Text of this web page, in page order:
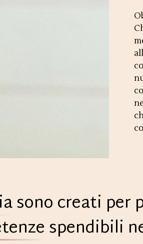
sono creati per
spendibili